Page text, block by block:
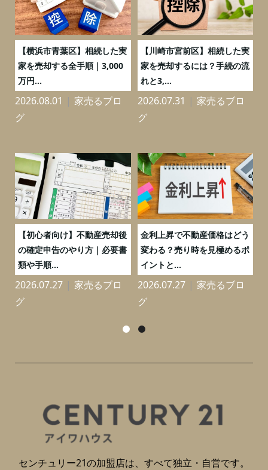
【横浜市青葉区】相続した実
家を売却する全手順｜3,000
万円...
2026.08.01
家売るブロ
グ
【川崎市宮前区】相続した実
家を売却するには？手続の流
れと3,...
2026.07.31
家売るブロ
グ
【初心者向け】不動産売却後
の確定申告のやり方｜必要書
類や手順...
2026.07.27
家売るブロ
グ
金利上昇で不動産価格はどう
変わる？売り時を見極めるポ
イントと...
2026.07.27
家売るブロ
グ
センチュリー21の加盟店は、すべて独立・自営です。